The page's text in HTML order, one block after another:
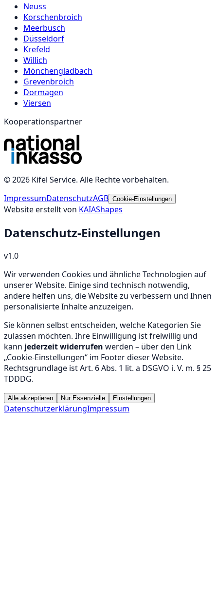
Neuss
Korschenbroich
Meerbusch
Düsseldorf
Krefeld
Willich
Mönchengladbach
Grevenbroich
Dormagen
Viersen
Kooperationspartner
©2026 Kifel Service. Alle Rechte vorbehalten.
ImpressumDatenschutzAGB Cookie-Einstellungen
Website erstellt von KAIAShapes
Datenschutz-Einstellungen
v1.0
Wir verwenden Cookies und ähnliche Technologien auf
unserer Website. Einige sind technisch notwendig,
andere helfen uns, die Website zu verbessern und Ihnen
personalisierte Inhalte anzuzeigen.
Sie können selbst entscheiden, welche Kategorien Sie
zulassen möchten. Ihre Einwilligung ist freiwillig und
kann jederzeit widerrufen werden – über den Link
„Cookie-Einstellungen“ im Footer dieser Website.
Rechtsgrundlage ist Art. 6 Abs. 1 lit. a DSGVO i. V. m. § 25
TDDDG.
Alle akzeptieren Nur Essenzielle Einstellungen
DatenschutzerklärungImpressum